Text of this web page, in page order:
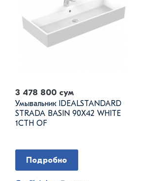
3 478 800 сум
Умывальник IDEALSTANDARD
STRADA BASIN 90X42 WHITE
1CTH OF
Подробно